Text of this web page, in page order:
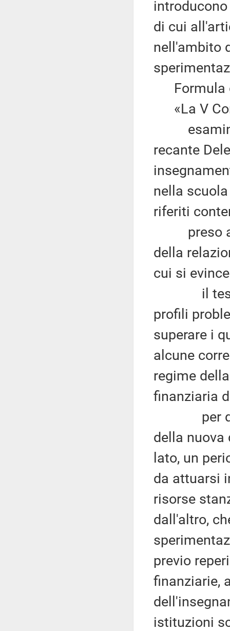
di cui
nell'ambito
Formula
«La V
recante
nella
riferiti
preso
della
cui si
il testo
profili
superare i
alcune
regime
finanziaria
per
della nuova
lato, un
da attuarsi
risorse
dall'altro,
previo
finanziarie,
istituzioni